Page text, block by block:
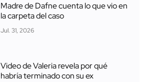
Madre de Dafne cuenta lo que vio en
la carpeta del caso
Jul. 31, 2026
Video de Valeria revela por qué
habría terminado con su ex